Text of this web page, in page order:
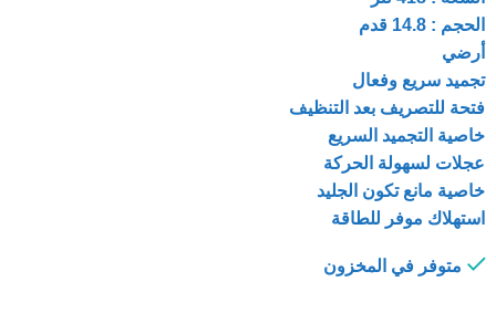
الحجم : 14.8 قدم
أرضي
تجميد سريع وفعال
فتحة للتصريف بعد التنظيف
خاصية التجميد السريع
عجلات لسهولة الحركة
خاصية مانع تكون الجليد
استهلاك موفر للطاقة
متوفر في المخزون